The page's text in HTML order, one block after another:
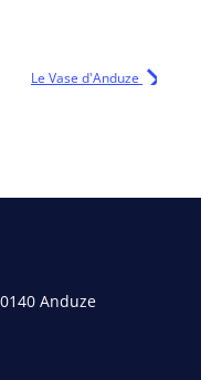
Le Vase d'Anduze
Anduze